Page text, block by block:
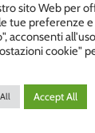
via Carducci,
sito Web per
tue preferenze
acconsenti
cookie"
Accept All